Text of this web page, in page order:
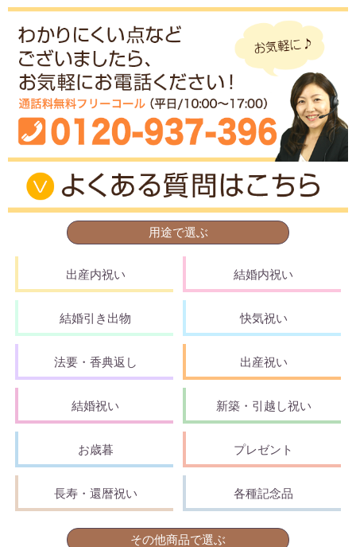
用途で選ぶ
出産内祝い 結婚内祝い
結婚引き出物 快気祝い
法要・香典返し 出産祝い
結婚祝い 新築・引越し祝い
お歳暮 プレゼント
長寿・還暦祝い 各種記念品
その他商品で選ぶ